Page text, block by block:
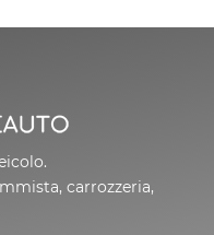
carrozzeria,